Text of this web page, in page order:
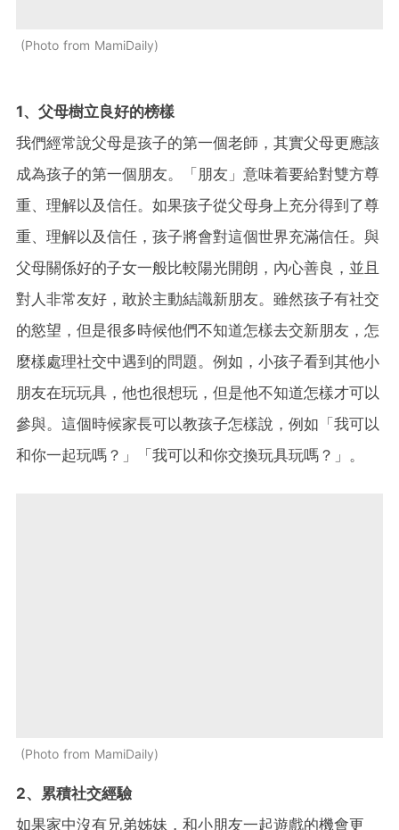
Photo from MamiDaily
1、父母樹立良好的榜樣
我們經常說父母是孩子的第一個老師，其實父母更應該
成為孩子的第一個朋友。「朋友」意味着要給對雙方尊
重、理解以及信任。如果孩子從父母身上充分得到了尊
重、理解以及信任，孩子將會對這個世界充滿信任。與
父母關係好的子女一般比較陽光開朗，內心善良，並且
對人非常友好，敢於主動結識新朋友。雖然孩子有社交
的慾望，但是很多時候他們不知道怎樣去交新朋友，怎
麼樣處理社交中遇到的問題。例如，小孩子看到其他小
朋友在玩玩具，他也很想玩，但是他不知道怎樣才可以
參與。這個時候家長可以教孩子怎樣說，例如「我可以
和你一起玩嗎？」「我可以和你交換玩具玩嗎？」。
Photo from MamiDaily
2、累積社交經驗
如果家中沒有兄弟姊妹，和小朋友一起遊戲的機會更